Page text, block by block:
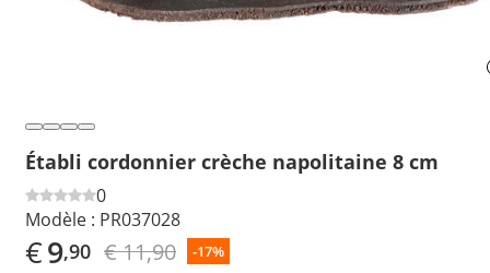
Établi cordonnier crèche napolitaine 8 cm
0
Modèle : PR037028
€9,90 € 11,90 -17%